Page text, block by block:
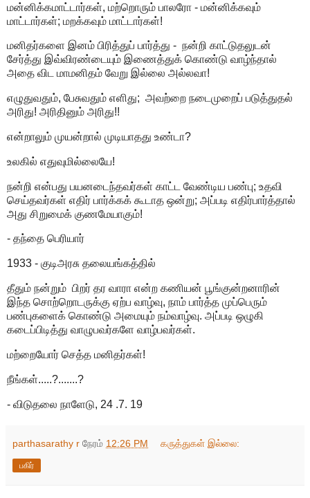
மன்னிக்கமாட்டார்கள், மற்றொரும் பாலரோ - மன்னிக்கவும்
மாட்டார்கள்; மறக்கவும் மாட்டார்கள்!
மனிதர்களை இனம் பிரித்துப் பார்த்து - நன்றி காட்டுதலுடன்
சேர்த்து இவ்விரண்டையும் இணைத்துக் கொண்டு வாழ்ந்தால்
அதை விட மாமனிதம் வேறு இல்லை அல்லவா!
எழுதுவதும், பேசுவதும் எளிது; அவற்றை நடைமுறைப் படுத்துதல்
அரிது! அரிதினும் அரிது!!
என்றாலும் முயன்றால் முடியாதது உண்டா?
உலகில் எதுவுமில்லையே!
நன்றி என்பது பயனடைந்தவர்கள் காட்ட வேண்டிய பண்பு; உதவி
செய்தவர்கள் எதிர் பார்க்கக் கூடாத ஒன்று; அப்படி எதிர்பார்த்தால்
அது சிறுமைக் குணமேயாகும்!
- தந்தை பெரியார்
1933 - குடிஅரசு தலையங்கத்தில்
தீதும் நன்றும் பிறர் தர வாரா என்ற கணியன் பூங்குன்றனாரின்
இந்த சொற்றொடருக்கு ஏற்ப வாழ்வு, நாம் பார்த்த முப்பெரும்
பண்புகளைக் கொண்டு அமையும் நம்வாழ்வு. அப்படி ஒழுகி
கடைப்பிடித்து வாழுபவர்களே வாழ்பவர்கள்.
மற்றையோர் செத்த மனிதர்கள்!
நீங்கள்.....?.......?
- விடுதலை நாளேடு, 24 .7. 19
parthasarathy r நேரம் 12:26 PM கருத்துகள் இல்லை:
பகிர்